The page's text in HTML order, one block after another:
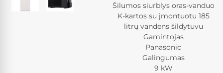
Šilumos siurblys oras-vanduo
K-kartos su įmontuotu 185
litrų vandens šildytuvu
Gamintojas
Panasonic
Galingumas
9 kW